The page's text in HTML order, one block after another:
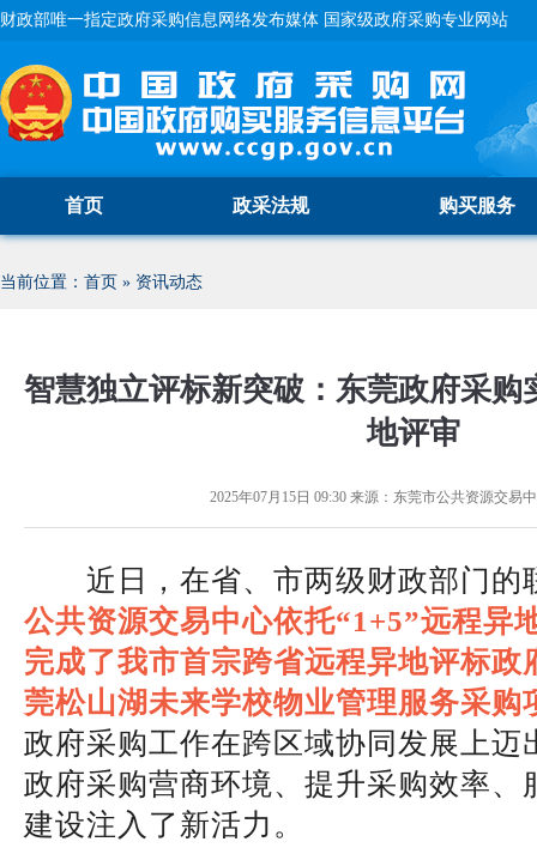
财政部唯一指定政府采购信息网络发布媒体 国家级政府采购专业网站
首页 政采法规 购买服务
当前位置： 首页 » 资讯动态
智慧独立评标新突破：东莞政府采购
地评审
2025年07月15日 09:30来源： 东莞市公共资源交易
近日，在省、市两级财政部门的
公共资源交易中心依托“1+5”远程异
完成了我市首宗跨省远程异地评标
莞松山湖未来学校物业管理服务采购
政府采购工作在跨区域协同发展上迈
政府采购营商环境、提升采购效率、
建设注入了新活力。